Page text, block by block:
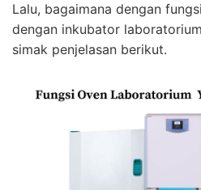
Lalu, bagaimana dengan
dengan inkubator
simak penjelasan berikut.